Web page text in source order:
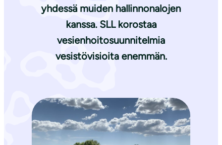
yhdessä muiden hallinnonalojen
kanssa. SLL korostaa
vesienhoitosuunnitelmia
vesistövisioita enemmän.